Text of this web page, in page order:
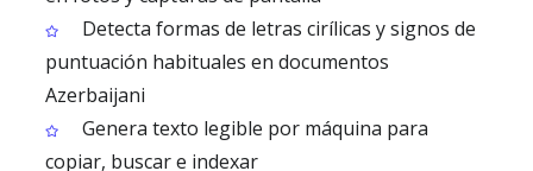
Detecta formas de letras cirílicas y signos de
puntuación habituales en documentos
Azerbaijani
Genera texto legible por máquina para
copiar, buscar e indexar